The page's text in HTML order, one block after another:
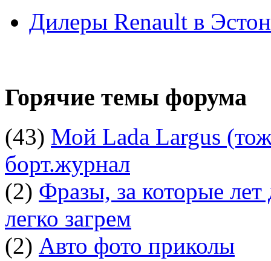
Дилеры Renault в
Горячие темы форума
(43) Мой Lada Largus
борт.журнал
(2) Фразы, за которые
легко загрем
(2) Авто фото приколы